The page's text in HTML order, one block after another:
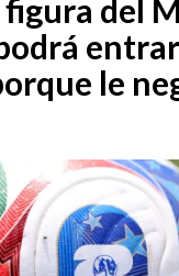
EMISIÓN 7:00 PM
del
le